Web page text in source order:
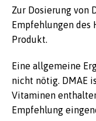
Zur Dosierung von
Empfehlungen
Produkt.
Eine allgemeine
nicht nötig. DMAE
Vitaminen
Empfehlung